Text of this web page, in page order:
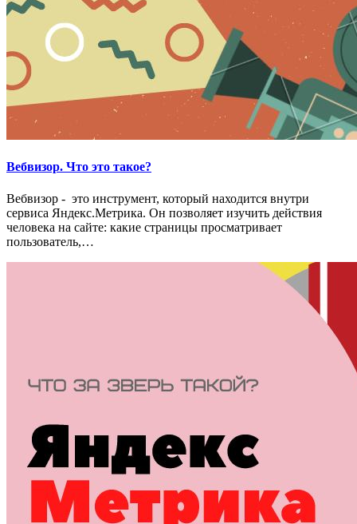
Вебвизор. Что это такое?
Вебвизор - это инструмент, который находится внутри
сервиса Яндекс.Метрика. Он позволяет изучить действия
человека на сайте: какие страницы просматривает
пользователь,…